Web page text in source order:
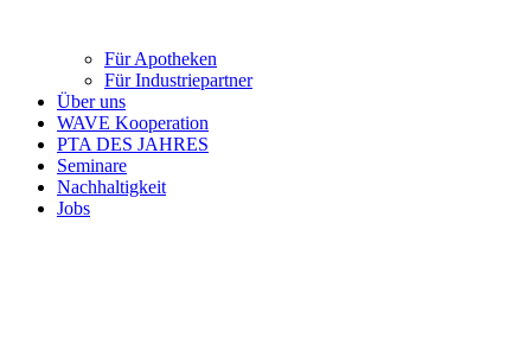
Für Apotheken
Für Industriepartner
Über uns
WAVE Kooperation
PTA DES JAHRES
Seminare
Nachhaltigkeit
Jobs